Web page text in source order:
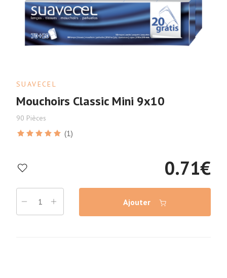
SUAVECEL
Mouchoirs Classic Mini 9x10
90 Pièces
(1)
0.71€
Ajouter